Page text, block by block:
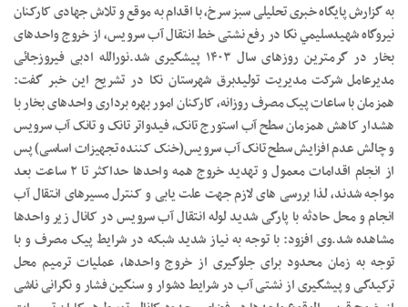
به گزارش پایگاه خبری تحلیلی سبز سرخ، با اقدام به موقع و تلاش جهادی کارکنان
نیروگاه شهيدسليمي نكا در رفع نشتی خط انتقال آب سرویس، از خروج واحدهای
بخار در گرمترین روزهای سال ۱۴۰۳ پیشگیری شد.نورالله ادبی فیروزجائی
مدیرعامل شرکت مدیریت تولیدبرق شهرستان نکا در تشریح این خبر گفت:
همزمان با ساعات پیک مصرف روزانه، کارکنان امور بهره برداری واحدهای بخار با
هشدار کاهش همزمان سطح آب استورج تانک، فیدواتر تانک و تانک آب سرویس
و چالش عدم افزایش سطح تانک آب سرویس(خنک کننده تجهیزات اساسی) پس
از انجام اقدامات معمول و تهدید خروج همه واحدها حداکثر تا ۲ ساعت بعد
مواجه شدند، لذا بررسی های لازم جهت علت یابی و کنترل مسیرهای انتقال آب
انجام و محل حادثه با پارگی شدید لوله انتقال آب سرویس در کانال زیر واحدها
مشاهده شد.وی افزود: با توجه به نیاز شدید شبکه در شرایط پیک مصرف و با
توجه به زمان محدود برای جلوگیری از خروج واحدها، عملیات ترمیم محل
ترکیدگی و پیشگیری از نشتی آب در شرایط دشوار و سنگین فشار و نگرانی ناشی